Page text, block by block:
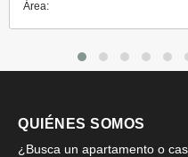
Área:
QUIÉNES SOMOS
¿Busca un apartamento o